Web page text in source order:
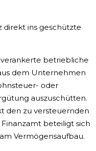
direkt ins geschützte
betriebliche
dem Unternehmen
oder
auszuschütten.
den zu versteuernden
beteiligt sich
Vermögensaufbau.